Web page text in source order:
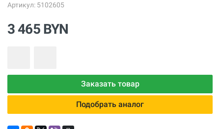
Артикул: 5102605
3 465 BYN
Заказать товар
Подобрать аналог